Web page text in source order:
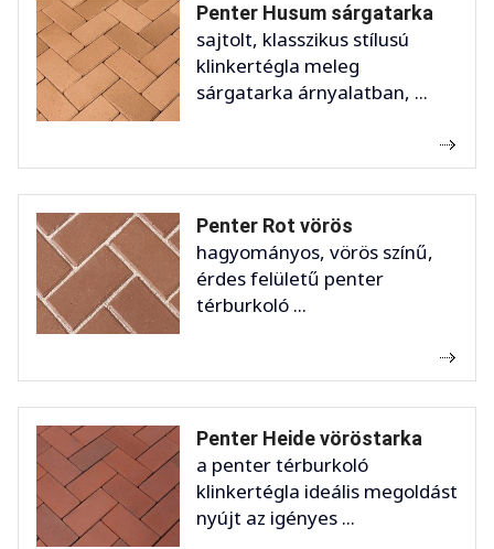
Penter Husum sárgatarka
sajtolt, klasszikus stílusú
klinkertégla meleg
sárgatarka árnyalatban, ...
Penter Rot vörös
hagyományos, vörös színű,
érdes felületű penter
térburkoló ...
Penter Heide vöröstarka
a penter térburkoló
klinkertégla ideális megoldást
nyújt az igényes ...